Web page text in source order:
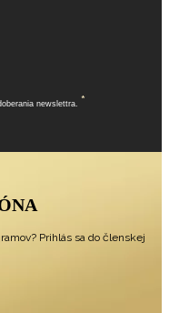
newslettra. *
Prihlás sa do členskej